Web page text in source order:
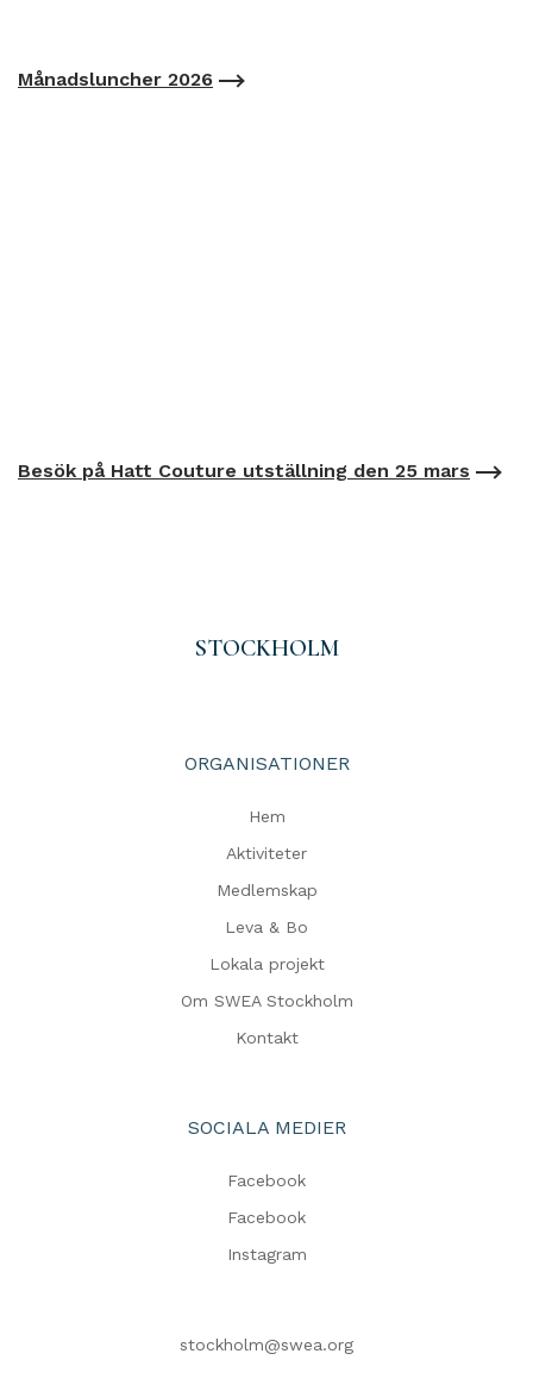
Månadsluncher 2026
Besök på Hatt Couture utställning den 25 mars
STOCKHOLM
ORGANISATIONER
Hem
Aktiviteter
Medlemskap
Leva & Bo
Lokala projekt
Om SWEA Stockholm
Kontakt
SOCIALA MEDIER
Facebook
Facebook
Instagram
stockholm@swea.org